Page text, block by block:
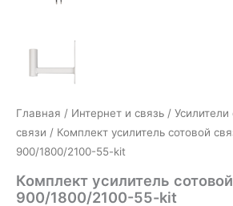
Главная / Интернет и связь / Усилители
связи / Комплект усилитель сотовой
900/1800/2100-55-kit
Комплект усилитель
900/1800/2100-55-kit